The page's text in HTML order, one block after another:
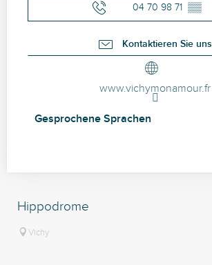
04 70 98 71 ▒▒
Kontaktieren Sie uns
www.vichymonamour.fr
Gesprochene Sprachen
Gesprochene Sprachen
Hippodrome
Vichy